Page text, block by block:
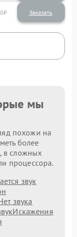
мы
похожи на
более
в сложных
процессора.
звук
звука
Искажения